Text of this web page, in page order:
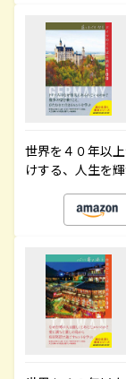
世界を４０年以
けする、人生を